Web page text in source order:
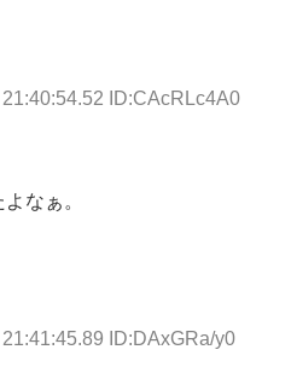
ID:CAcRLc4A0
なぁ。
ID:DAxGRa/y0